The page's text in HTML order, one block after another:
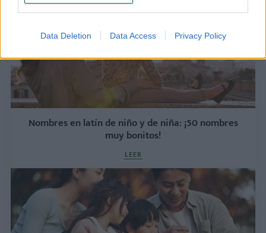
Data Deletion Data Access Privacy Policy
Nombres en latín de niño y de niña: ¡50 nombres
muy bonitos!
LEER